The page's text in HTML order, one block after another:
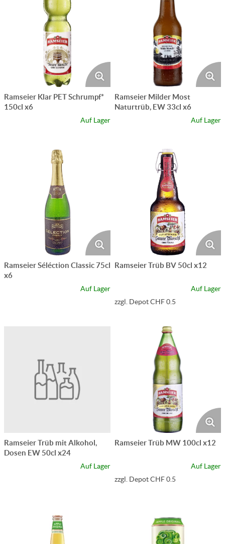
Ramseier Klar PET Schrumpf*
150cl x6
Auf Lager
Ramseier Milder Most
Naturtrüb, EW 33cl x6
Auf Lager
Ramseier Séléction Classic 75cl
x6
Auf Lager
Ramseier Trüb BV 50cl x12
Auf Lager
zzgl. Depot CHF 0.5
Ramseier Trüb mit Alkohol,
Dosen EW 50cl x24
Auf Lager
Ramseier Trüb MW 100cl x12
Auf Lager
zzgl. Depot CHF 0.5